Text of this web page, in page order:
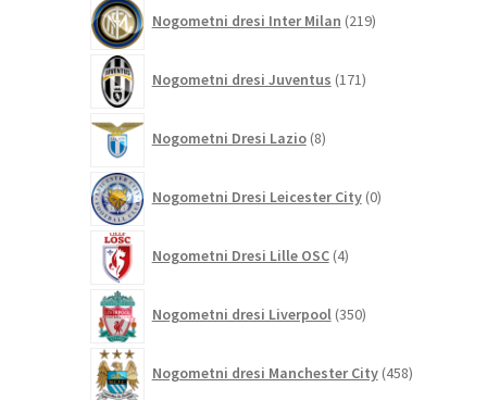
Nogometni dresi Inter Milan 219izdelkov
Nogometni dresi Juventus 171izdelkov
Nogometni Dresi Lazio 8izdelkov
Nogometni Dresi Leicester City 0izdelkov
Nogometni Dresi Lille OSC 4izdelki
Nogometni dresi Liverpool 350izdelkov
Nogometni dresi Manchester City 458izdelkov